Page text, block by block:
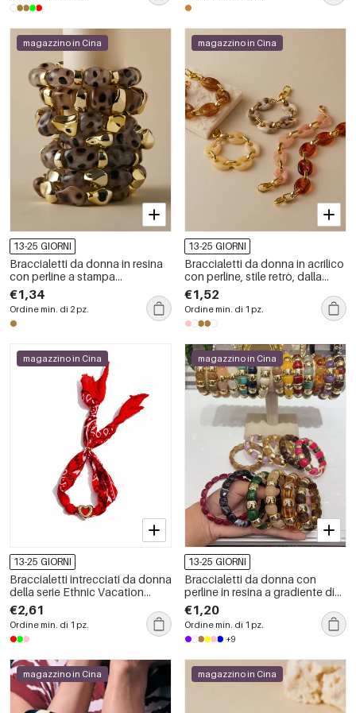
magazzino in Cina
13-25 GIORNI
Braccialetti da donna in resina
con perline a stampa
leopardata dalla forma
irregolare e dallo stile retrò.
€1,34
Ordine min. di 2 pz.
magazzino in Cina
13-25 GIORNI
Braccialetti da donna in acrilico
con perline, stile retrò, dalla
forma irregolare e semplice.
€1,52
Ordine min. di 1 pz.
magazzino in Cina
13-25 GIORNI
Braccialetti intrecciati da donna
della serie Ethnic Vacation
Heart Star in tessuto color oro
€2,61
Ordine min. di 1 pz.
magazzino in Cina
13-25 GIORNI
Braccialetti da donna con
perline in resina a gradiente di
colore
€1,20
Ordine min. di 1 pz.
+9
magazzino in Cina magazzino in Cina